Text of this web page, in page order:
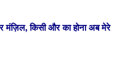
किसी और का होना अब मेरे